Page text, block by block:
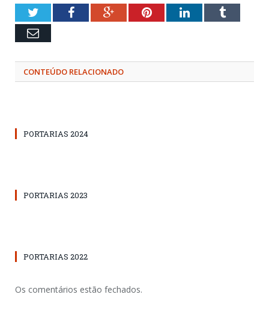
TwitterFacebookGoogle+PinterestLinkedInTumblr
Email
CONTEÚDO RELACIONADO
PORTARIAS 2024
PORTARIAS 2023
PORTARIAS 2022
Os comentários estão fechados.